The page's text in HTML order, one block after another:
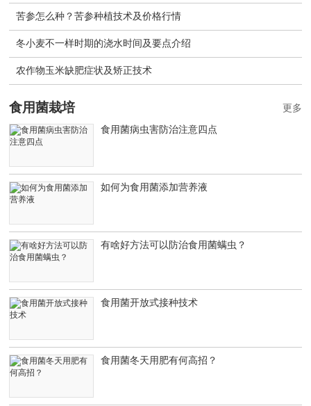
苦参怎么种？苦参种植技术及价格行情
冬小麦不一样时期的浇水时间及要点介绍
农作物玉米缺肥症状及矫正技术
食用菌栽培
食用菌病虫害防治注意四点
如何为食用菌添加营养液
有啥好方法可以防治食用菌螨虫？
食用菌开放式接种技术
食用菌冬天用肥有何高招？
更多